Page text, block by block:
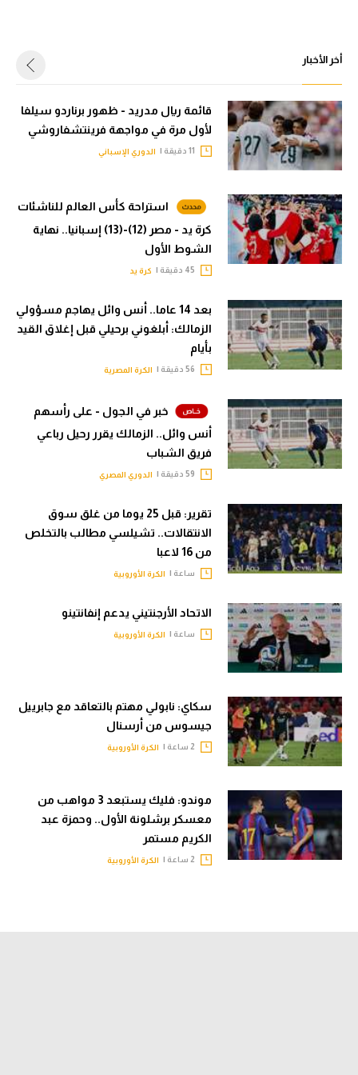
الدوري الإنجليزي
الدوري الإسباني
دوري أبطال أوروبا
القسم الثاني
أمم إفريقيا
كرة السلة الأمريكية
كرة يد
كرة طائرة
الوطن العربي
في المونديال
رياضة نسائية
آسيا
أمريكا
ركن الألعاب
Gamers
ميركاتو
تحقيق في الجول
تقرير في الجول
تحليل في الجول
كويز في الجول
فيديو في الجول
أخر الأخبار
قائمة ريال مدريد - ظهور برناردو سيلفا
لأول مرة في مواجهة فرينتشفاروشي
الدوري الإسباني
استراحة كأس العالم للناشئات
كرة يد - مصر (12)-(13) إسبانيا.. نهاية
الشوط الأول
كرة يد
بعد 14 عاما.. أنس وائل يهاجم مسؤولي
الزمالك: أبلغوني برحيلي قبل إغلاق القيد
بأيام
الكرة المصرية
خبر في الجول - على رأسهم
أنس وائل.. الزمالك يقرر رحيل رباعي
فريق الشباب
الدوري المصري
تقرير: قبل 25 يوما من غلق سوق
الانتقالات.. تشيلسي مطالب بالتخلص
من 16 لاعبا
ساعة | الكرة الأوروبية
الاتحاد الأرجنتيني يدعم إنفانتينو
ساعة | الكرة الأوروبية
سكاي: نابولي مهتم بالتعاقد مع جابرييل
جيسوس من أرسنال
الكرة الأوروبية
موندو: فليك يستبعد 3 مواهب من
معسكر برشلونة الأول.. وحمزة عبد
الكريم مستمر
الكرة الأوروبية